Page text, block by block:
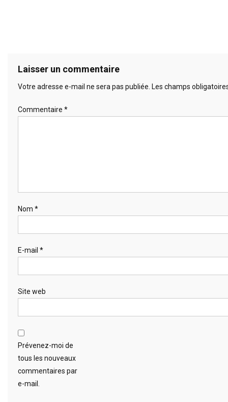
Laisser un commentaire
Votre adresse e-mail ne sera pas publiée. Les champs
Commentaire *
Nom *
E-mail *
Site web
Prévenez-moi de
tous les nouveaux
commentaires par
e-mail.